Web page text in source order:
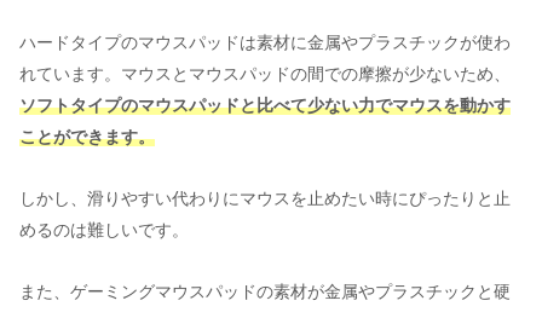
ハードタイプのマウスパッドは素材に金属やプラスチックが使わ
れています。マウスとマウスパッドの間での摩擦が少ないため、
ソフトタイプのマウスパッドと比べて少ない力でマウスを動かす
ことができます。
しかし、滑りやすい代わりにマウスを止めたい時にぴったりと止
めるのは難しいです。
また、ゲーミングマウスパッドの素材が金属やプラスチックと硬